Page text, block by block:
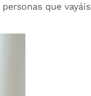
que vayáis